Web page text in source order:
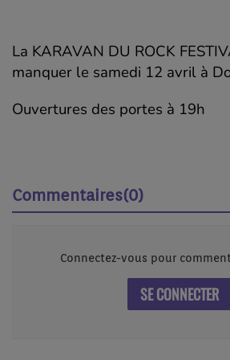
La KARAVAN DU ROCK
manquer le samedi 12 avril à
Ouvertures des portes à 19h
Commentaires(0)
Connectez-vous pour
SE CONNECTER